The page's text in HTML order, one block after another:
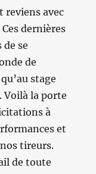
reviens avec
dernières
se
de
stage
la porte
à
et
tireurs.
de toute